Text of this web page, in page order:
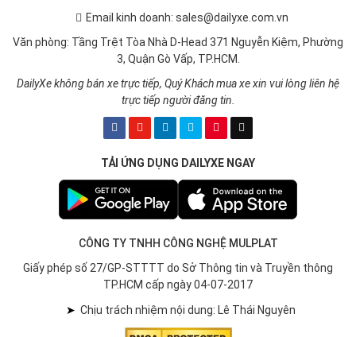
Email kinh doanh: sales@dailyxe.com.vn
Văn phòng: Tầng Trệt Tòa Nhà D-Head 371 Nguyễn Kiệm, Phường
3, Quận Gò Vấp, TP.HCM.
DailyXe không bán xe trực tiếp, Quý Khách mua xe xin vui lòng liên hệ
trực tiếp người đăng tin.
TẢI ỨNG DỤNG DAILYXE NGAY
CÔNG TY TNHH CÔNG NGHỆ MULPLAT
Giấy phép số 27/GP-STTTT do Sở Thông tin và Truyền thông
TP.HCM cấp ngày 04-07-2017
➤ Chịu trách nhiệm nội dung: Lê Thái Nguyên